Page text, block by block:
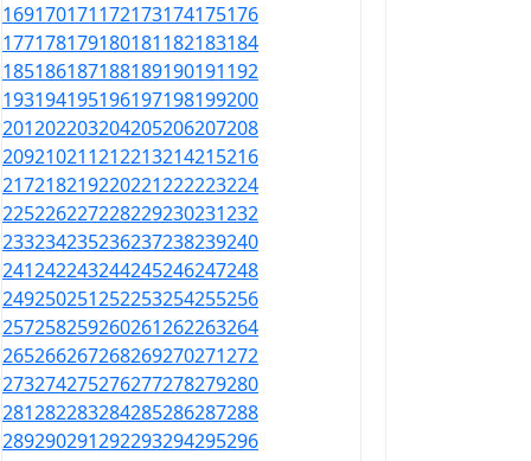
169170171172173174175176
177178179180181182183184
185186187188189190191192
193194195196197198199200
201202203204205206207208
209210211212213214215216
217218219220221222223224
225226227228229230231232
233234235236237238239240
241242243244245246247248
249250251252253254255256
257258259260261262263264
265266267268269270271272
273274275276277278279280
281282283284285286287288
289290291292293294295296